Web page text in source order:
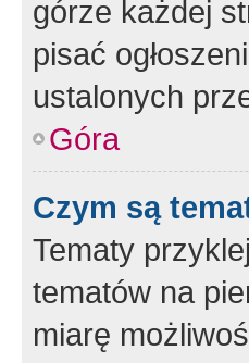
górze każdej
pisać
ustalonych
Góra
Czym są
Tematy
tematów na
miarę